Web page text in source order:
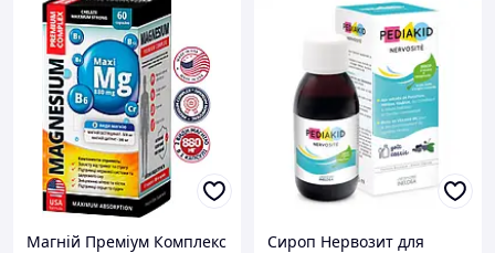
Магній Преміум Комплекс Сироп Нервозит для